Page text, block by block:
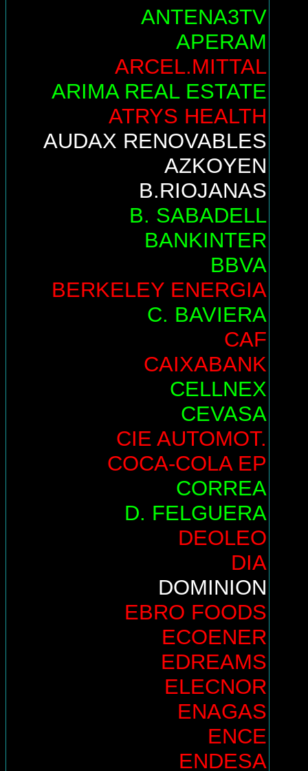
ANTENA3TV
APERAM
ARCEL.MITTAL
ARIMA REAL ESTATE
ATRYS HEALTH
AUDAX RENOVABLES
AZKOYEN
B.RIOJANAS
B. SABADELL
BANKINTER
BBVA
BERKELEY ENERGIA
C. BAVIERA
CAF
CAIXABANK
CELLNEX
CEVASA
CIE AUTOMOT.
COCA-COLA EP
CORREA
D. FELGUERA
DEOLEO
DIA
DOMINION
EBRO FOODS
ECOENER
EDREAMS
ELECNOR
ENAGAS
ENCE
ENDESA